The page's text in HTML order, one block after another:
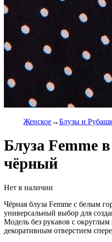
Женское Блузы и
Блуза Femme
чёрный
Нет в наличии
Чёрная блуза Femme с белым
универсальный выбор для
Модель без рукавов с
декоративным отверстием